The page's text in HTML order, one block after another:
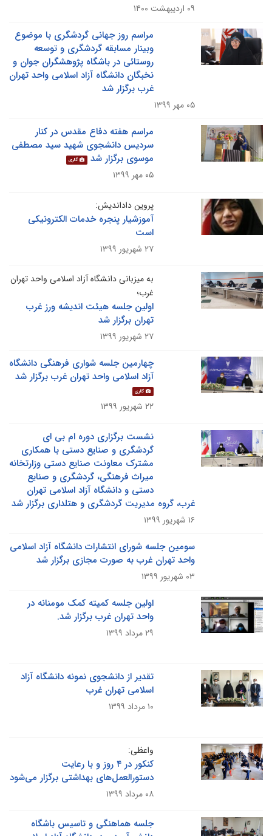
مراسم روز جهانی گردشگری با موضوع
وبینار مسابقه گردشگری و توسعه
روستائی در باشگاه پژوهشگران جوان و
نخبگان دانشگاه آزاد اسلامی واحد تهران
غرب برگزار شد
مراسم هفته دفاع مقدس در کنار
سردیس دانشجوی شهید سید مصطفی
موسوی برگزار شد
گالری
پروین داداندیش:
آموزشیار پنجره خدمات الکترونیکی
است
به میزبانی دانشگاه آزاد اسلامی واحد تهران
غرب؛
اولین جلسه هیئت اندیشه ورز غرب
تهران برگزار شد
چهارمین جلسه شواری فرهنگی دانشگاه
آزاد اسلامی واحد تهران غرب برگزار شد
گالری
نشست برگزاری دوره ام بی ای
گردشگری و صنایع دستی با همکاری
مشترک معاونت صنایع دستی وزارتخانه
میراث فرهنگی، گردشگری و صنایع
دستی و دانشگاه آزاد اسلامی تهران
غرب، گروه مدیریت گردشگری و هتلداری برگزار شد
سومین جلسه شورای انتشارات دانشگاه آزاد اسلامی
واحد تهران غرب به صورت مجازی برگزار شد
اولین جلسه کمیته کمک مومنانه در
واحد تهران غرب برگزار شد.
تقدیر از دانشجوی نمونه دانشگاه آزاد
اسلامی تهران غرب
واعظی:
کنکور در ۴ روز و با رعایت
دستورالعمل‌های بهداشتی برگزار می‌شود
جلسه هماهنگی و تاسیس باشگاه